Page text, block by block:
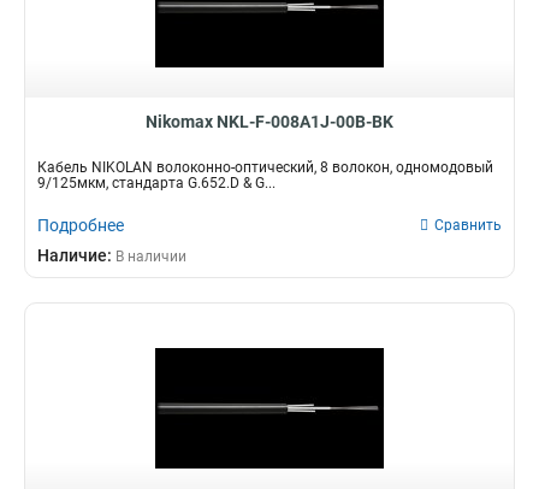
Nikomax NKL-F-008A1J-00B-BK
Кабель NIKOLAN волоконно-оптический, 8 волокон, одномодовый
9/125мкм, стандарта G.652.D & G...
Подробнее Сравнить
Наличие: В наличии